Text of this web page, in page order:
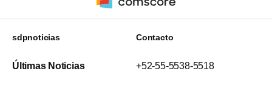
sdpnoticias
Últimas Noticias
Contacto
+52-55-5538-5518